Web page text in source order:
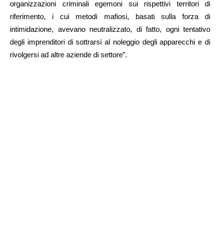
organizzazioni criminali egemoni sui rispettivi territori di
riferimento, i cui metodi mafiosi, basati sulla forza di
intimidazione, avevano neutralizzato, di fatto, ogni tentativo
degli imprenditori di sottrarsi al noleggio degli apparecchi e di
rivolgersi ad altre aziende di settore”.